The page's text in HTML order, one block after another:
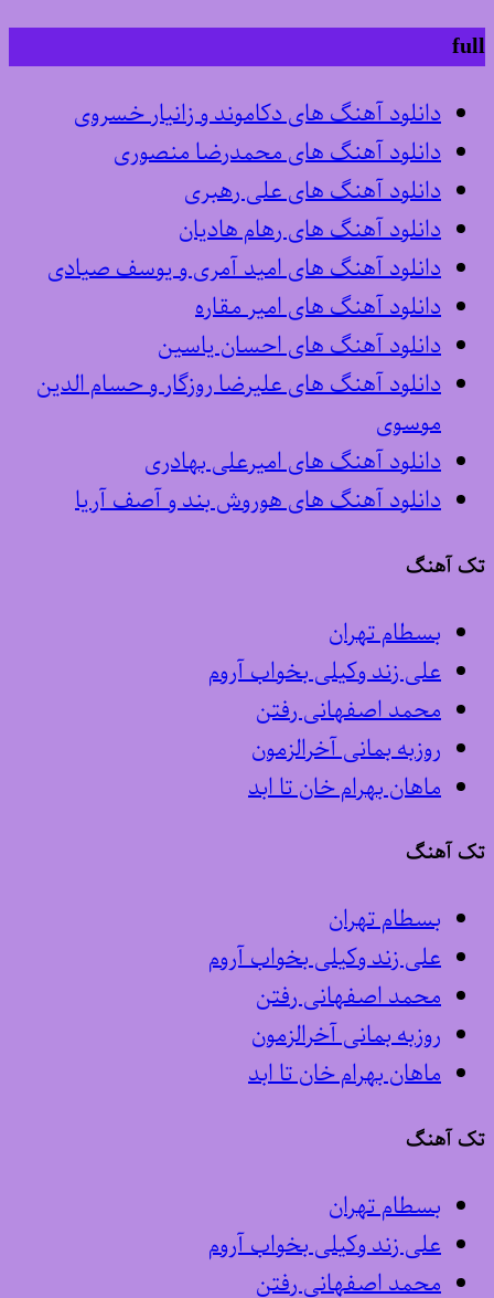
full
دانلود آهنگ های دکاموند و زانیار خسروی
دانلود آهنگ های محمدرضا منصوری
دانلود آهنگ های علی رهبری
دانلود آهنگ های رهام هادیان
دانلود آهنگ های امید آمری و یوسف صیادی
دانلود آهنگ های امیر مقاره
دانلود آهنگ های احسان یاسین
دانلود آهنگ های علیرضا روزگار و حسام الدین
موسوی
دانلود آهنگ های امیرعلی بهادری
دانلود آهنگ های هوروش بند و آصف آریا
تک آهنگ
بسطام تهران
علی زند وکیلی بخواب آروم
محمد اصفهانی رفتن
روزبه بمانی آخرالزمون
ماهان بهرام خان تا ابد
تک آهنگ
بسطام تهران
علی زند وکیلی بخواب آروم
محمد اصفهانی رفتن
روزبه بمانی آخرالزمون
ماهان بهرام خان تا ابد
تک آهنگ
بسطام تهران
علی زند وکیلی بخواب آروم
محمد اصفهانی رفتن